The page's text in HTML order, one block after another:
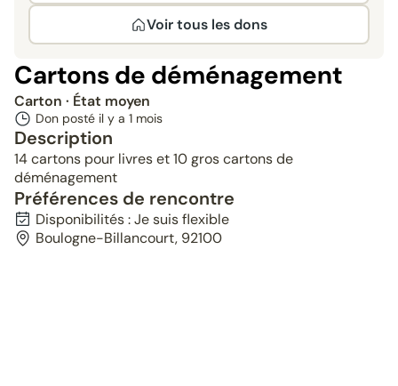
Voir tous les dons
Cartons de déménagement
Carton · État moyen
Don posté il y a 1 mois
Description
14 cartons pour livres et 10 gros cartons de
déménagement
Préférences de rencontre
Disponibilités : Je suis flexible
Boulogne-Billancourt, 92100